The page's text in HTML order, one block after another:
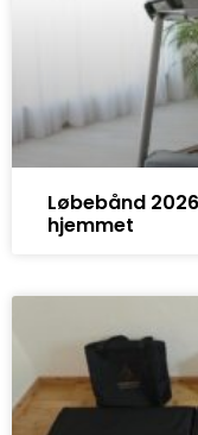
Løbebånd
hjemmet